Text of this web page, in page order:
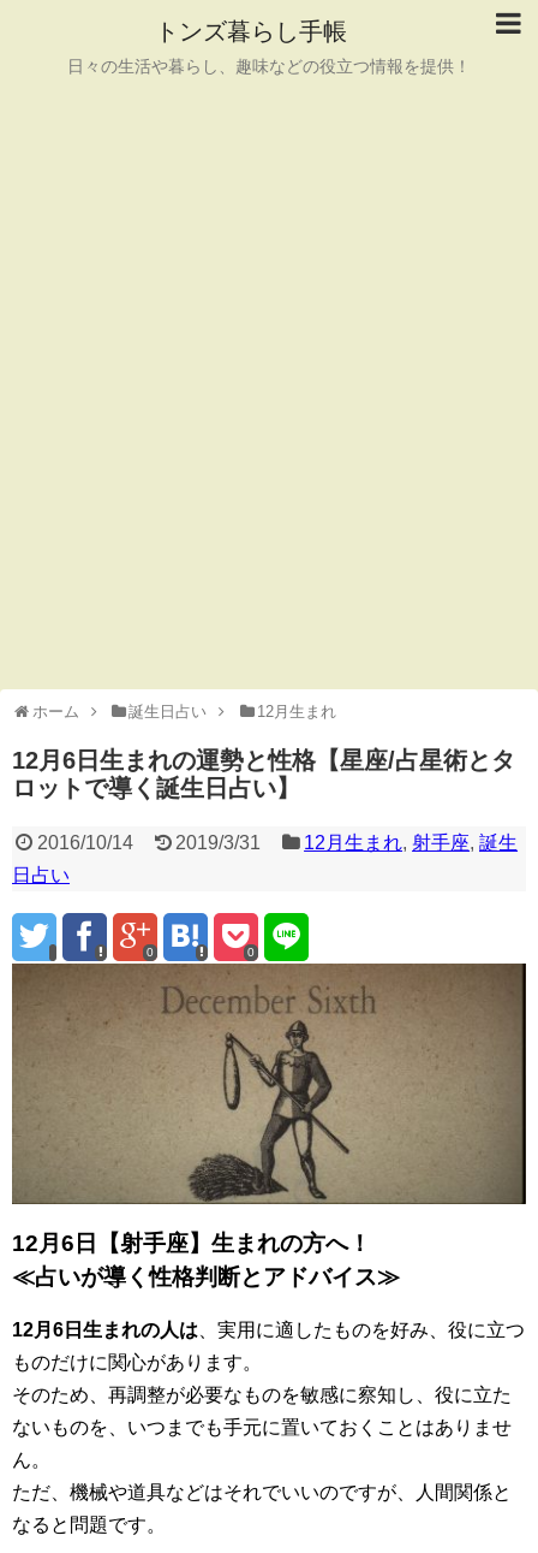
トンズ暮らし手帳
日々の生活や暮らし、趣味などの役立つ情報を提供！
ホーム 誕生日占い 12月生まれ
12月6日生まれの運勢と性格【星座/占星術とタ
ロットで導く誕生日占い】
2016/10/14 2019/3/31 12月生まれ,射手座,誕生
日占い
0 0
12月6日【射手座】生まれの方へ！
≪占いが導く性格判断とアドバイス≫
12月6日生まれの人は 、実用に適したものを好み、役に立つ
ものだけに関心があります。
そのため、再調整が必要なものを敏感に察知し、役に立た
ないものを、いつまでも手元に置いておくことはありませ
ん。
ただ、機械や道具などはそれでいいのですが、人間関係と
なると問題です。